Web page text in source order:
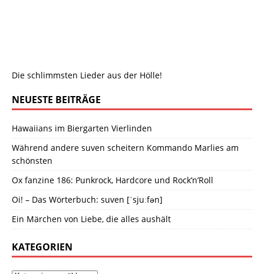
Die schlimmsten Lieder aus der Hölle!
NEUESTE BEITRÄGE
Hawaiians im Biergarten Vierlinden
Während andere suven scheitern Kommando Marlies am
schönsten
Ox fanzine 186: Punkrock, Hardcore und Rock’n’Roll
Oi! – Das Wörterbuch: suven [ˈsjuːfən]
Ein Märchen von Liebe, die alles aushält
KATEGORIEN